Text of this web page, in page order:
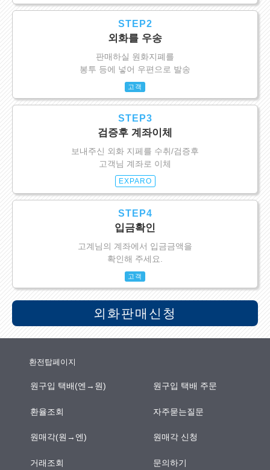
STEP2
외화를 우송
판매하실 원화지폐를
봉투 등에 넣어 우편으로 발송
고객
STEP3
검증후 계좌이체
보내주신 외화 지페를 수취/검증후
고객님 계좌로 이체
EXPARO
STEP4
입금확인
고계님의 계좌에서 입금금액을
확인해 주세요.
고객
외화판매신청
환전탑페이지
원구입 택배(엔→원) 원구입 택배 주문
환율조회 자주묻는질문
원매각(원→엔) 원매각 신청
거래조회 문의하기